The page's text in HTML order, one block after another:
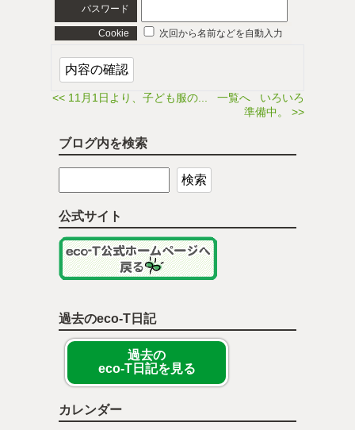
パスワード
Cookie 次回から名前などを自動入力
<< 11月1日より、子ども服の... 一覧へ
いろいろ
準備中。 >>
ブログ内を検索
公式サイト
過去のeco-T日記
過去の
eco-T日記を見る
カレンダー